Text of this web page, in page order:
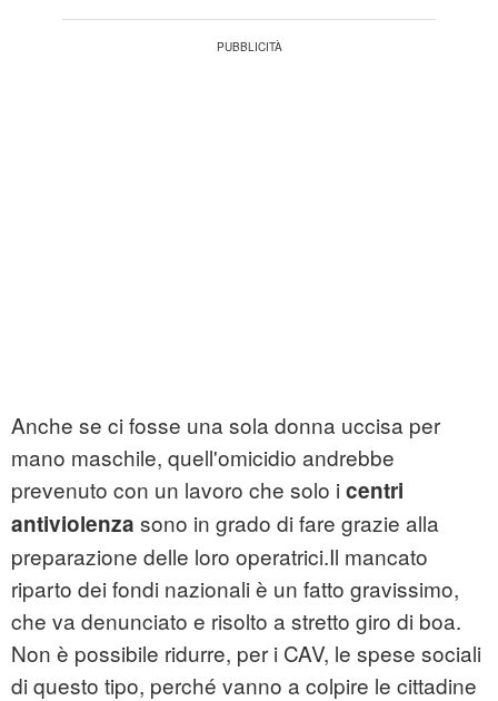
Anche se ci fosse una sola donna uccisa per
mano maschile, quell'omicidio andrebbe
prevenuto con un lavoro che solo i centri
antiviolenza sono in grado di fare grazie alla
preparazione delle loro operatrici.Il mancato
riparto dei fondi nazionali è un fatto gravissimo,
che va denunciato e risolto a stretto giro di boa.
Non è possibile ridurre, per i CAV, le spese sociali
di questo tipo, perché vanno a colpire le cittadine